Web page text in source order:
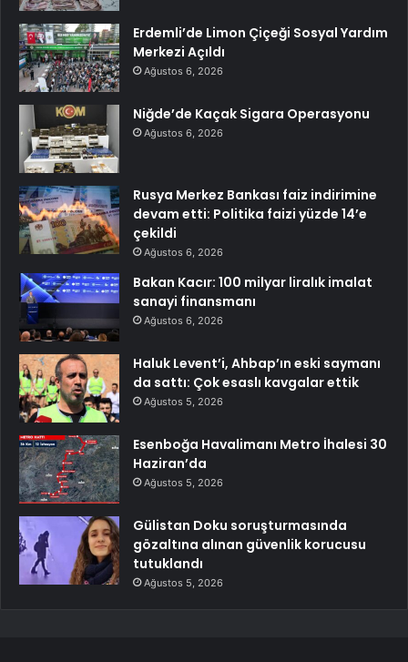
Erdemli’de Limon Çiçeği Sosyal Yardım
Merkezi Açıldı
Ağustos 6, 2026
Niğde’de Kaçak Sigara Operasyonu
Ağustos 6, 2026
Rusya Merkez Bankası faiz indirimine
devam etti: Politika faizi yüzde 14’e
çekildi
Ağustos 6, 2026
Bakan Kacır: 100 milyar liralık imalat
sanayi finansmanı
Ağustos 6, 2026
Haluk Levent’i, Ahbap’ın eski saymanı
da sattı: Çok esaslı kavgalar ettik
Ağustos 5, 2026
Esenboğa Havalimanı Metro İhalesi 30
Haziran’da
Ağustos 5, 2026
Gülistan Doku soruşturmasında
gözaltına alınan güvenlik korucusu
tutuklandı
Ağustos 5, 2026